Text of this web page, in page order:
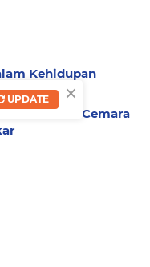
Kehidupan
Pohon Cemara
×
UPDATE